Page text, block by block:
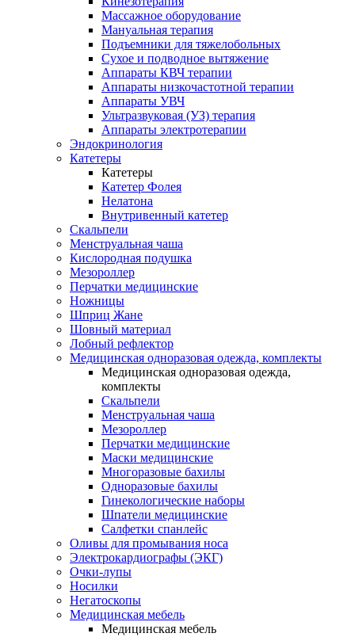
Массажное оборудование
Мануальная терапия
Подъемники для тяжелобольных
Сухое и подводное вытяжение
Аппараты КВЧ терапии
Аппараты низкочастотной терапии
Аппараты УВЧ
Ультразвуковая (УЗ) терапия
Аппараты электротерапии
Эндокринология
Катетеры
Катетеры
Катетер Фолея
Нелатона
Внутривенный катетер
Скальпели
Менструальная чаша
Кислородная подушка
Мезороллер
Перчатки медицинские
Ножницы
Шприц Жане
Шовный материал
Лобный рефлектор
Медицинская одноразовая одежда, комплекты
Медицинская одноразовая одежда,
комплекты
Скальпели
Менструальная чаша
Мезороллер
Перчатки медицинские
Маски медицинские
Многоразовые бахилы
Одноразовые бахилы
Гинекологические наборы
Шпатели медицинские
Салфетки спанлейс
Оливы для промывания носа
Электрокардиографы (ЭКГ)
Очки-лупы
Носилки
Негатоскопы
Медицинская мебель
Медицинская мебель